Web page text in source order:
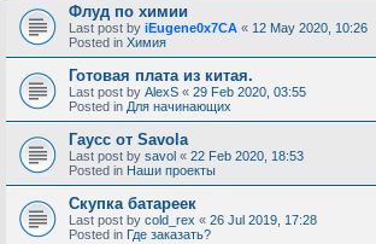
Флуд по химии
Last post by iEugene0x7CA « 12 May 2020, 10:26
Posted in Химия
Готовая плата из китая.
Last post by AlexS « 29 Feb 2020, 03:55
Posted in Для начинающих
Гаусс от Savola
Last post by savol « 22 Feb 2020, 18:53
Posted in Наши проекты
Скупка батареек
Last post by cold_rex « 26 Jul 2019, 17:28
Posted in Где заказать?